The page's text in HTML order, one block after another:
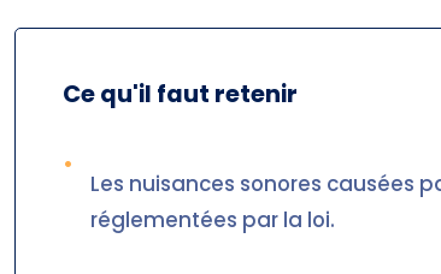
Ce qu'il faut retenir
•
Les nuisances sonores causées
réglementées par la loi.